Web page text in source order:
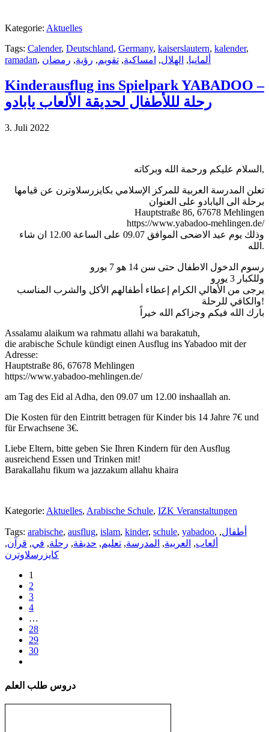
Kategorie: Aktuelles
Tags: Calender, Deutschland, Germany, kaiserslautern, kalender,
ramadan, ألمانيا, الهلال, امساكية, تقويم, رؤية, رمضان
Kinderausflug ins Spielpark YABADOO –
رحلة لللأطفال لحديقة الألعاب يابادو
3. Juli 2022
السلام عليكم ورحمة الله وبركاته,
تعلن المدرسة العربية للمركز الإسلامي بكايزرسلاوترن عن قيامها
برحلة الى اليابادو على العنوان
Hauptstraße 86, 67678 Mehlingen
https://www.yabadoo-mehlingen.de/
وذلك يوم عيد الاضحى الموافق 09.07 على الساعة 12.00 ان شاء
الله.
رسوم الدخول الاطفال حتى سن 14 هو 7 يورو
وللكبار 3 يورو
يرجى من الأهالي الكرام إعطاء أطفالهم الأكل والشرب المناسب
والكافي للرحلة!
بارك الله فيكم وجزاكم الله خيراً
Assalamu alaikum wa rahmatu allahi wa barakatuh,
die arabische Schule kündigt einen Ausflug ins Yabadoo mit der
Adresse:
Hauptstraße 86, 67678 Mehlingen
https://www.yabadoo-mehlingen.de/
am Tag des Eid al Adha, den 09.07 um 12.00 inshaallah an.
Die Kosten für den Eintritt betragen für Kinder bis 14 Jahre 7€ und
für Erwachsene 3€.
Liebe Eltern, bitte geben Sie Ihren Kindern für den Ausflug
ausreichend Essen und Trinken mit!
Barakallahu fikum wa jazzakum allahu khaira
Kategorie: Aktuelles, Arabische Schule, IZK Veranstaltungen
Tags: arabische, ausflug, islam, kinder, schule, yabadoo, أطفال,
ألعاب, العربية, المدرسة, تعليم, حديقة, رحلة, في, قرآن,
كايزرسلاوترن
1
2
3
4
…
28
29
30
دروس طلب العلم